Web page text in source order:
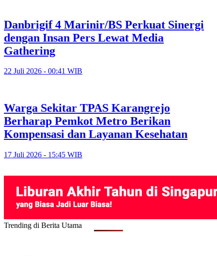
Danbrigif 4 Marinir/BS Perkuat Sinergi
dengan Insan Pers Lewat Media
Gathering
22 Juli 2026 - 00:41 WIB
Warga Sekitar TPAS Karangrejo
Berharap Pemkot Metro Berikan
Kompensasi dan Layanan Kesehatan
17 Juli 2026 - 15:45 WIB
Trending di Berita Utama